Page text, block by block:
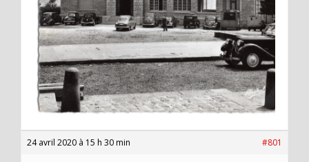
24 avril 2020 à 15 h 30 min #801